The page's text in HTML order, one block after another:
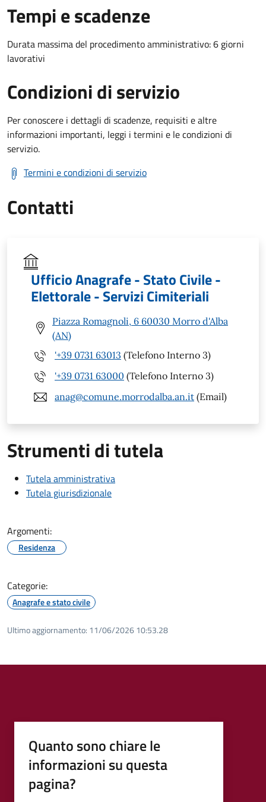
Tempi e scadenze
Durata massima del procedimento amministrativo: 6 giorni
lavorativi
Condizioni di servizio
Per conoscere i dettagli di scadenze, requisiti e altre
informazioni importanti, leggi i termini e le condizioni di
servizio.
Termini e condizioni di servizio
Contatti
Ufficio Anagrafe - Stato Civile -
Elettorale - Servizi Cimiteriali
Piazza Romagnoli, 6 60030 Morro d'Alba
(AN)
'+39 0731 63013 (Telefono Interno 3)
'+39 0731 63000 (Telefono Interno 3)
anag@comune.morrodalba.an.it (Email)
Strumenti di tutela
Tutela amministrativa
Tutela giurisdizionale
Argomenti:
Residenza
Categorie:
Anagrafe e stato civile
Ultimo aggiornamento: 11/06/2026 10:53.28
Quanto sono chiare le
informazioni su questa
pagina?